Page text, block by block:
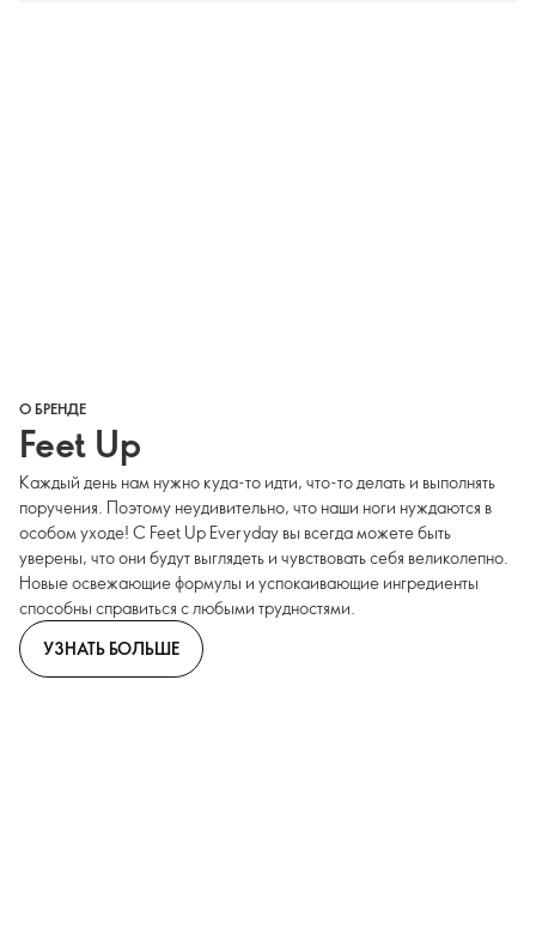
О БРЕНДЕ
Feet Up
Каждый день нам нужно куда-то идти, что-то делать и выполнять
поручения. Поэтому неудивительно, что наши ноги нуждаются в
особом уходе! С Feet Up Everyday вы всегда можете быть
уверены, что они будут выглядеть и чувствовать себя великолепно.
Новые освежающие формулы и успокаивающие ингредиенты
способны справиться с любыми трудностями.
УЗНАТЬ БОЛЬШЕ